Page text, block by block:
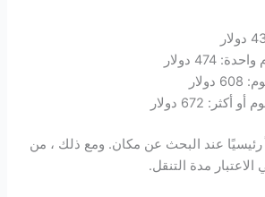
474 دولار
رئيسيًا عند البحث عن مكان. ومع ذلك ، من
مدة التنقل.